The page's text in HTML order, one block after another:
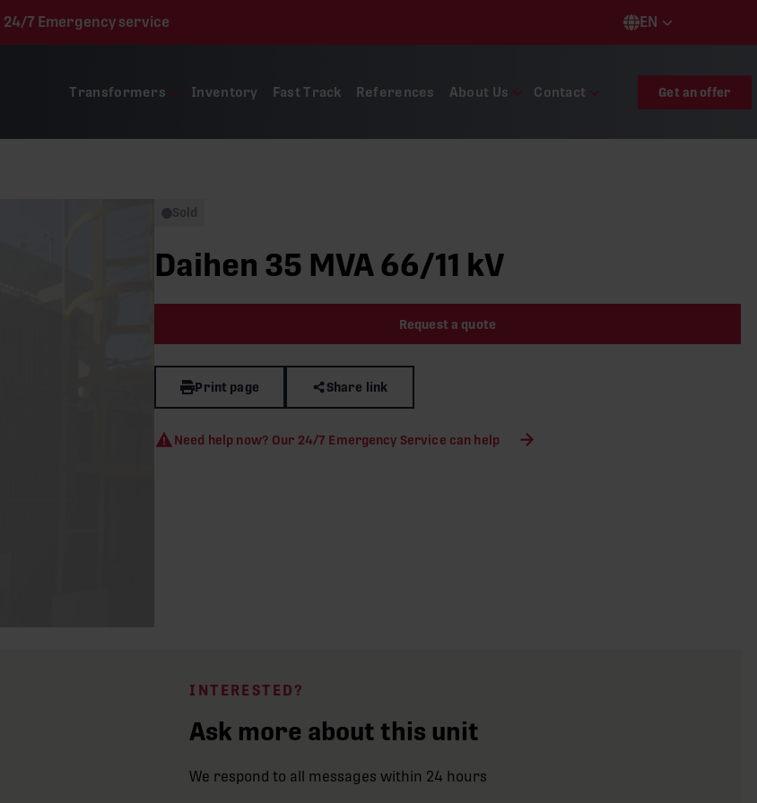
24/7 Emergency service EN
Languages
Transformers Inventory Fast Track References About Us Contact Get an offer
Sold
Daihen 35 MVA 66/11 kV
Request a quote
Print page Share link
Need help now? Our 24/7 Emergency Service can help
INTERESTED?
Ask more about this unit
We respond to all messages within 24 hours